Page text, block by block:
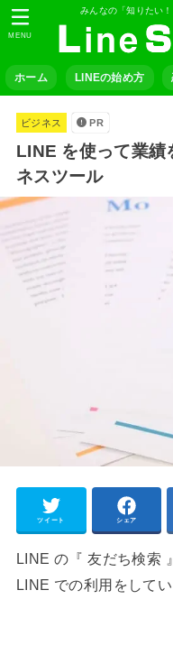
みんなの「知りたい
ホーム LINEの始め方
MENU
ビジネス PR
LINE を使って業績
ネスツール
ツイート シェア
LINE の『 友だち検索
LINE での利用をして